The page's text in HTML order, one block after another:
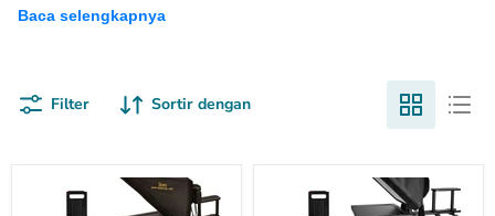
dengan kamera.
kebutuhan broadcast, studio produksi, live streaming, rumah
ibadah, hingga pembuatan konten digital. Dengan desain yang
dan perangkat display, teleprompter Ikan memberikan
workflow yang lebih efisien dan hasil produksi yang lebih
Baca selengkapnya
Filter Sortir dengan